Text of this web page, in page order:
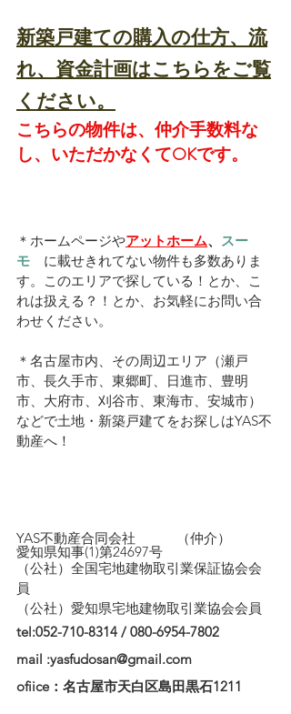
新築戸建ての購入の仕方、流
れ、資金計画はこちらをご覧
ください。
こちらの物件は、仲介手数料な
し、いただかなくてOKです。
＊ホームページやアットホーム、 スー
モ に載せきれてない物件も多数ありま
す。このエリアで探している！とか、こ
れは扱える？！とか、お気軽にお問い合
わせください。
＊名古屋市内、その周辺エリア（瀬戸
市、長久手市、東郷町、日進市、豊明
市、大府市、刈谷市、東海市、安城市）
などで土地・新築戸建てをお探しはYAS不
動産へ！
YAS不動産合同会社　　　（仲介）
愛知県知事(1)第24697号
（公社）全国宅地建物取引業保証協会会
員
（公社）愛知県宅地建物取引業協会会員
tel:052-710-8314 / 080-6954-7802
mail :yasfudosan@gmail.com
ofiice：名古屋市天白区島田黒石1211